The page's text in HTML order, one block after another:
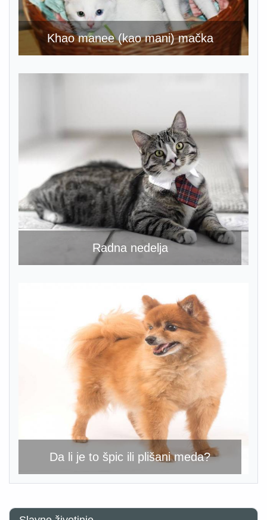
Khao manee (kao mani) mačka
Radna nedelja
Da li je to špic ili plišani meda?